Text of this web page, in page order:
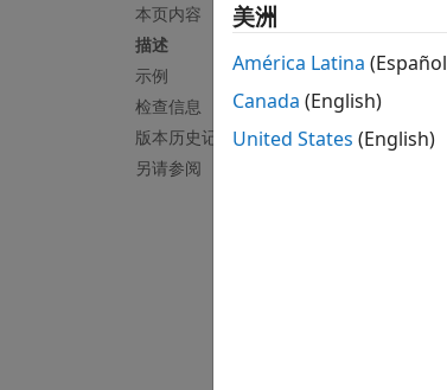
本页内容
描述
示例
检查信息
版本历史记录
另请参阅
美洲
América Latina
Canada (English)
United States (English)